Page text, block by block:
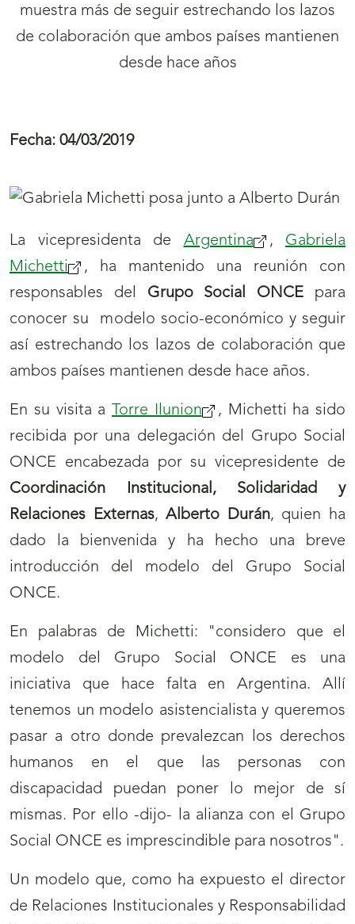
muestra más de seguir estrechando los lazos
de colaboración que ambos países mantienen
desde hace años
Fecha: 04/03/2019
La vicepresidenta de Argentina , Gabriela
Michetti
, ha mantenido una reunión con
responsables del Grupo Social ONCE para
conocer su modelo socio-económico y seguir
así estrechando los lazos de colaboración que
ambos países mantienen desde hace años.
En su visita a Torre Ilunion
, Michetti ha sido
recibida por una delegación del Grupo Social
ONCE encabezada por su vicepresidente de
Coordinación Institucional, Solidaridad y
Relaciones Externas,Alberto Durán, quien ha
dado la bienvenida y ha hecho una breve
introducción del modelo del Grupo Social
ONCE.
En palabras de Michetti: "considero que el
modelo del Grupo Social ONCE es una
iniciativa que hace falta en Argentina. Allí
tenemos un modelo asistencialista y queremos
pasar a otro donde prevalezcan los derechos
humanos en el que las personas con
discapacidad puedan poner lo mejor de sí
mismas. Por ello -dijo- la alianza con el Grupo
Social ONCE es imprescindible para nosotros".
Un modelo que, como ha expuesto el director
de Relaciones Institucionales y Responsabilidad